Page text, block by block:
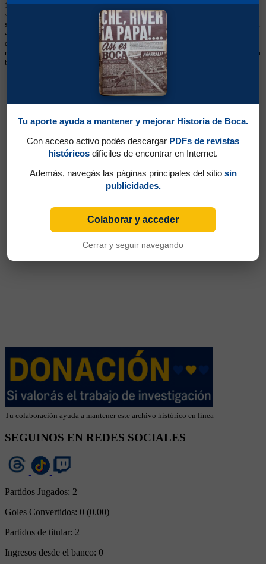
1949 y que hasta 1997 eran consecutivos, no fijos. Esa información aparecía
sólo de manera esporádica en los medios, por lo que los datos brindados aquí
son necesariamente parciales. En los torneos de la Confederación Sudamericana
se utiliza numeración fija desde sus primeras ediciones y, cuando ese dato está
disponible, se muestra en esta sección. Estos listados no deben considerarse
récords históricos totales, sino registros limitados a la información cargada en la
base.
Tu colaboración ayuda a mantener este archivo histórico en línea
SEGUINOS EN REDES SOCIALES
Partidos Jugados: 2
Goles Convertidos: 0 (0.00)
Partidos de titular: 2
Ingresos desde el banco: 0
Tu aporte ayuda a mantener y mejorar Historia de Boca.
Con acceso activo podés descargar PDFs de revistas
históricos difíciles de encontrar en Internet.
Además, navegás las páginas principales del sitio sin
publicidades.
Colaborar y acceder
Cerrar y seguir navegando